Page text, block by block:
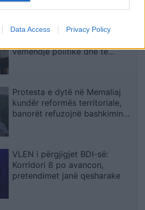
Data Access Privacy Policy
Pesë zyrtarë të Listës Serbe
vëmendje politike dhe të
Protesta e dytë në Memaliaj
kundër reformës territoriale,
banorët refuzojnë bashkimin
VLEN i përgjigjet BDI-së:
Korridori 8 po avancon,
pretendimet janë qesharake